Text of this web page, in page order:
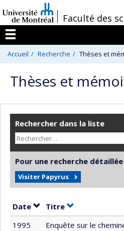
au
contenu
/Faculté des
Menu
Accueil Recherche Thèses et
Thèses et
Rechercher dans la liste
Pour une recherche détaillée
Visiter Papyrus
Date Trier par date en ordre
Titre Trier par titre
1995
Enquête sur le